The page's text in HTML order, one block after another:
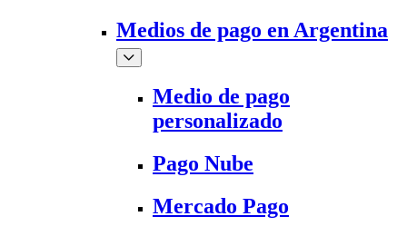
Medios de pago en Argentina
Medio de pago
personalizado
Pago Nube
Mercado Pago